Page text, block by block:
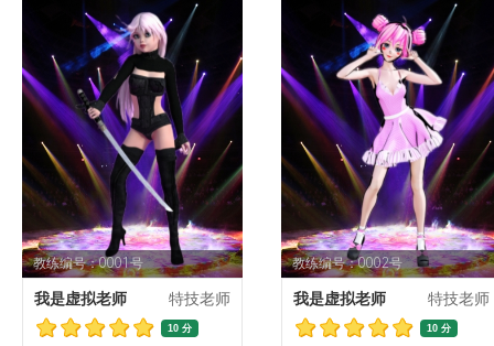
教练编号：0001号
我是虚拟老师 特技老师
10 分
教练编号：0002号
我是虚拟老师 特技老师
10 分